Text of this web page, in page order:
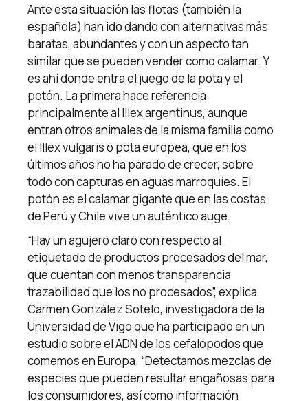
Ante esta situación las flotas (también la
española) han ido dando con alternativas más
baratas, abundantes y con un aspecto tan
similar que se pueden vender como calamar. Y
es ahí donde entra el juego de la pota y el
potón. La primera hace referencia
principalmente al Illex argentinus, aunque
entran otros animales de la misma familia como
el Illex vulgaris o pota europea, que en los
últimos años no ha parado de crecer, sobre
todo con capturas en aguas marroquíes. El
potón es el calamar gigante que en las costas
de Perú y Chile vive un auténtico auge.
“Hay un agujero claro con respecto al
etiquetado de productos procesados del mar,
que cuentan con menos transparencia
trazabilidad que los no procesados”, explica
Carmen González Sotelo, investigadora de la
Universidad de Vigo que ha participado en un
estudio sobre el ADN de los cefalópodos que
comemos en Europa. “Detectamos mezclas de
especies que pueden resultar engañosas para
los consumidores, así como información